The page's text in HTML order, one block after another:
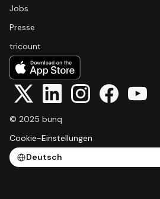
Jobs
Presse
tricount
© 2025 bunq
Cookie-Einstellungen
Select Language
Deutsch